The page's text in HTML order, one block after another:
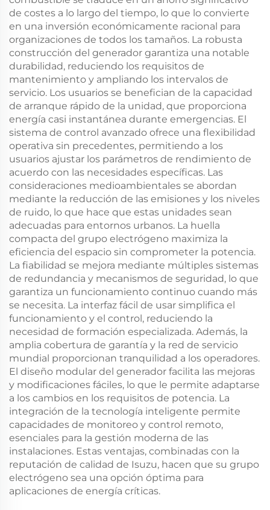
de costes a lo largo del tiempo, lo que lo convierte
en una inversión económicamente racional para
organizaciones de todos los tamaños. La robusta
construcción del generador garantiza una notable
durabilidad, reduciendo los requisitos de
mantenimiento y ampliando los intervalos de
servicio. Los usuarios se benefician de la capacidad
de arranque rápido de la unidad, que proporciona
energía casi instantánea durante emergencias. El
sistema de control avanzado ofrece una flexibilidad
operativa sin precedentes, permitiendo a los
usuarios ajustar los parámetros de rendimiento de
acuerdo con las necesidades específicas. Las
consideraciones medioambientales se abordan
mediante la reducción de las emisiones y los niveles
de ruido, lo que hace que estas unidades sean
adecuadas para entornos urbanos. La huella
compacta del grupo electrógeno maximiza la
eficiencia del espacio sin comprometer la potencia.
La fiabilidad se mejora mediante múltiples sistemas
de redundancia y mecanismos de seguridad, lo que
garantiza un funcionamiento continuo cuando más
se necesita. La interfaz fácil de usar simplifica el
funcionamiento y el control, reduciendo la
necesidad de formación especializada. Además, la
amplia cobertura de garantía y la red de servicio
mundial proporcionan tranquilidad a los operadores.
El diseño modular del generador facilita las mejoras
y modificaciones fáciles, lo que le permite adaptarse
a los cambios en los requisitos de potencia. La
integración de la tecnología inteligente permite
capacidades de monitoreo y control remoto,
esenciales para la gestión moderna de las
instalaciones. Estas ventajas, combinadas con la
reputación de calidad de Isuzu, hacen que su grupo
electrógeno sea una opción óptima para
aplicaciones de energía críticas.